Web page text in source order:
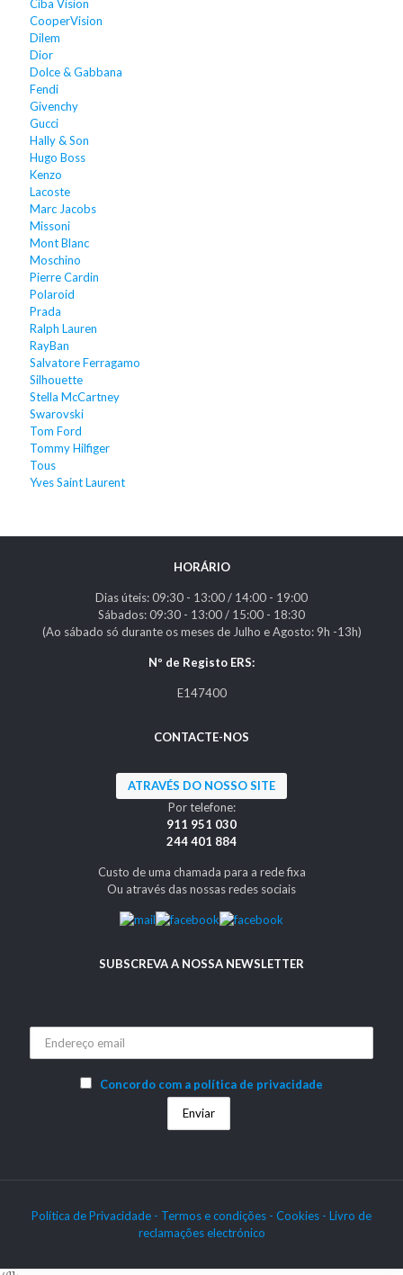
Ciba Vision
CooperVision
Dilem
Dior
Dolce & Gabbana
Fendi
Givenchy
Gucci
Hally & Son
Hugo Boss
Kenzo
Lacoste
Marc Jacobs
Missoni
Mont Blanc
Moschino
Pierre Cardin
Polaroid
Prada
Ralph Lauren
RayBan
Salvatore Ferragamo
Silhouette
Stella McCartney
Swarovski
Tom Ford
Tommy Hilfiger
Tous
Yves Saint Laurent
HORÁRIO
Dias úteis: 09:30 - 13:00 / 14:00 - 19:00
Sábados: 09:30 - 13:00 / 15:00 - 18:30
(Ao sábado só durante os meses de Julho e Agosto: 9h -13h)
Nº de Registo ERS:
E147400
CONTACTE-NOS
ATRAVÉS DO NOSSO SITE
Por telefone:
911 951 030
244 401 884
Custo de uma chamada para a rede fixa
Ou através das nossas redes sociais
SUBSCREVA A NOSSA NEWSLETTER
Concordo com a política de privacidade
Política de Privacidade - Termos e condições - Cookies - Livro de
reclamações electrónico